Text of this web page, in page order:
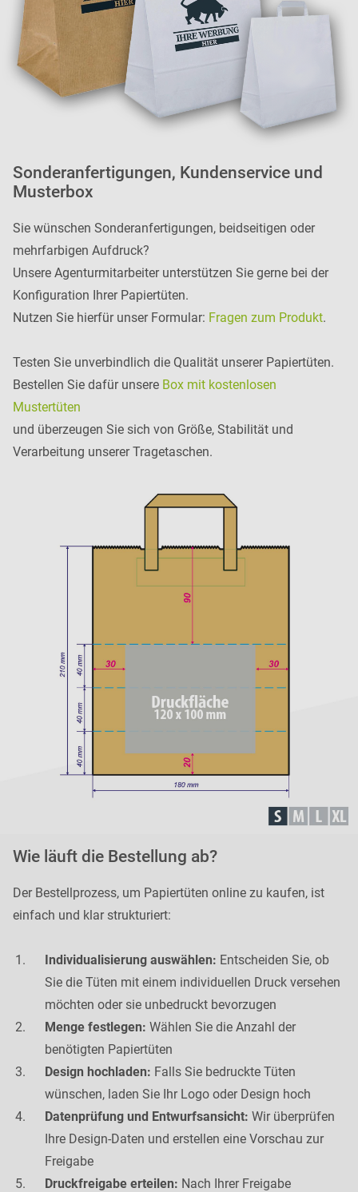
Sonderanfertigungen, Kundenservice und
Musterbox
Sie wünschen Sonderanfertigungen, beidseitigen oder
mehrfarbigen Aufdruck?
Unsere Agenturmitarbeiter unterstützen Sie gerne bei der
Konfiguration Ihrer Papiertüten.
Nutzen Sie hierfür unser Formular: Fragen zum Produkt.
Testen Sie unverbindlich die Qualität unserer Papiertüten.
Bestellen Sie dafür unsere Box mit kostenlosen
Mustertüten
und überzeugen Sie sich von Größe, Stabilität und
Verarbeitung unserer Tragetaschen.
Wie läuft die Bestellung ab?
Der Bestellprozess, um Papiertüten online zu kaufen, ist
einfach und klar strukturiert:
Individualisierung auswählen: Entscheiden Sie, ob
Sie die Tüten mit einem individuellen Druck versehen
möchten oder sie unbedruckt bevorzugen
Menge festlegen: Wählen Sie die Anzahl der
benötigten Papiertüten
Design hochladen: Falls Sie bedruckte Tüten
wünschen, laden Sie Ihr Logo oder Design hoch
Datenprüfung und Entwurfsansicht: Wir überprüfen
Ihre Design-Daten und erstellen eine Vorschau zur
Freigabe
Druckfreigabe erteilen: Nach Ihrer Freigabe